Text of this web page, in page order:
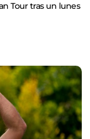
Tour tras un lunes